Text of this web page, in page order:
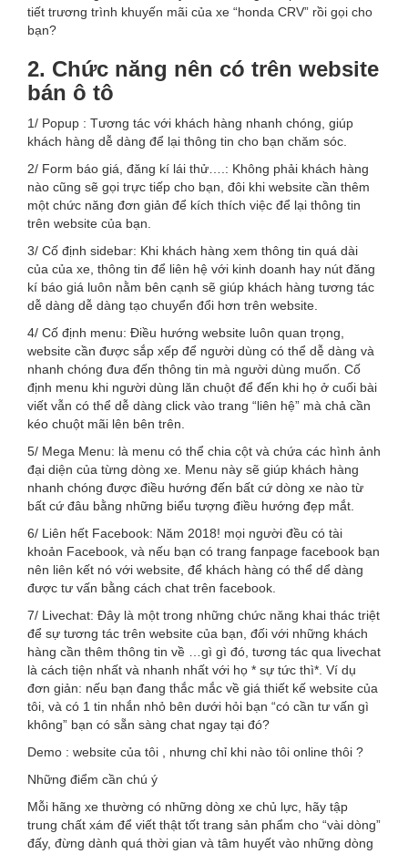
tiết trương trình khuyến mãi của xe “honda CRV” rồi gọi cho
bạn?
2. Chức năng nên có trên website
bán ô tô
1/ Popup : Tương tác với khách hàng nhanh chóng, giúp
khách hàng dễ dàng để lại thông tin cho bạn chăm sóc.
2/ Form báo giá, đăng kí lái thử….: Không phải khách hàng
nào cũng sẽ gọi trực tiếp cho bạn, đôi khi website cần thêm
một chức năng đơn giản để kích thích việc để lại thông tin
trên website của bạn.
3/ Cố định sidebar: Khi khách hàng xem thông tin quá dài
của của xe, thông tin để liên hệ với kinh doanh hay nút đăng
kí báo giá luôn nằm bên cạnh sẽ giúp khách hàng tương tác
dễ dàng dễ dàng tạo chuyển đổi hơn trên website.
4/ Cố định menu: Điều hướng website luôn quan trọng,
website cần được sắp xếp để người dùng có thể dễ dàng và
nhanh chóng đưa đến thông tin mà người dùng muốn. Cố
định menu khi người dùng lăn chuột để đến khi họ ở cuối bài
viết vẫn có thể dễ dàng click vào trang “liên hệ” mà chả cần
kéo chuột mãi lên bên trên.
5/ Mega Menu: là menu có thể chia cột và chứa các hình ảnh
đại diện của từng dòng xe. Menu này sẽ giúp khách hàng
nhanh chóng được điều hướng đến bất cứ dòng xe nào từ
bất cứ đâu bằng những biểu tượng điều hướng đẹp mắt.
6/ Liên hết Facebook: Năm 2018! mọi người đều có tài
khoản Facebook, và nếu bạn có trang fanpage facebook bạn
nên liên kết nó với website, để khách hàng có thể dể dàng
được tư vấn bằng cách chat trên facebook.
7/ Livechat: Đây là một trong những chức năng khai thác triệt
để sự tương tác trên website của bạn, đối với những khách
hàng cần thêm thông tin về …gì gì đó, tương tác qua livechat
là cách tiện nhất và nhanh nhất với họ * sự tức thì*. Ví dụ
đơn giản: nếu bạn đang thắc mắc về giá thiết kế website của
tôi, và có 1 tin nhắn nhỏ bên dưới hỏi bạn “có cần tư vấn gì
không” bạn có sẵn sàng chat ngay tại đó?
Demo : website của tôi , nhưng chỉ khi nào tôi online thôi ?
Những điểm cần chú ý
Mỗi hãng xe thường có những dòng xe chủ lực, hãy tập
trung chất xám để viết thật tốt trang sản phẩm cho “vài dòng”
đấy, đừng dành quá thời gian và tâm huyết vào những dòng